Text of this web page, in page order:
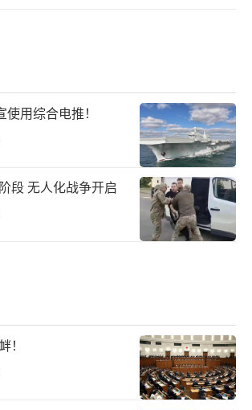
质。只有聚焦产品创新，才能在
中立于不败之地。
设计企业应积极探索适合
术路径，加强与制造企业的协同
推进不依赖先进工艺的设计技
实际需求相结合的应用场景开
在外部技术封锁加剧的背
用综合电推！
段 无人化战争开启
！